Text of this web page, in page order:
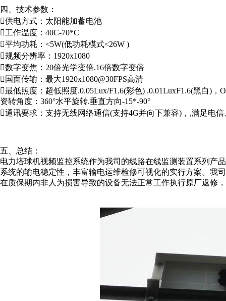
四、技术参数：
供电方式：太阳能加蓄电池
工作温度：40C-70*C
平均功耗：<5W(低功耗模式<26W )
规频分辨率：1920x1080
数字变焦：20倍光学变倍.16倍数字变倍
国面传输：最大1920x1080@30FPS高清
最低照度：超低照度.0.05Lux/F1.6(彩色) .0.01LuxF1.6(黑白)，
资转角度：360°水平旋转.垂直方向-15*-90°
通讯要求：支持无线网络通信(支持4G并向下兼容)，,满足电
五、总结：
电力塔球机视频监控系统作为我司的线路在线监测装置系列产
系统的输电稳定性，丰富输电运维检修可视化的实行方案。我
在质保期内非人为损害导致的设备无法正常工作执行原厂返修